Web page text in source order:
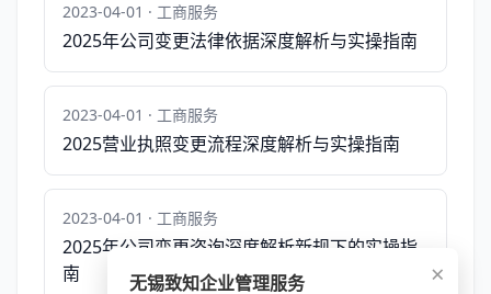
2023-04-01 · 工商服务
2025年公司变更法律依据深度解析与实操指南
2023-04-01 · 工商服务
2025营业执照变更流程深度解析与实操指南
2023-04-01 · 工商服务
2025年公司变更咨询深度解析新规下的实操指
南
×
无锡致知企业管理服务